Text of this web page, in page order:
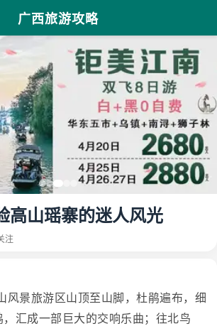
广西旅游攻略
高山瑶寨的迷人风光
注
风景旅游区山顶至山脚，杜鹃遍布，细
汇成一部巨大的交响乐曲；往北鸟